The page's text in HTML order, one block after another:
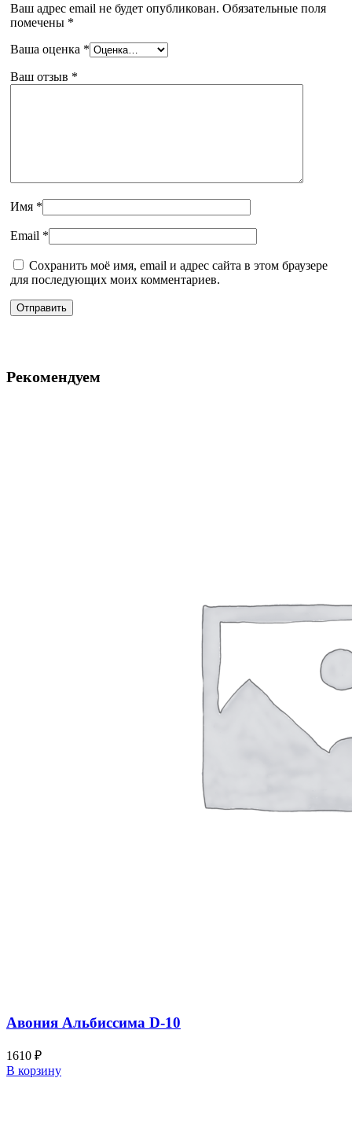
Ваш адрес email не будет опубликован. Обязательные поля
помечены *
Ваша оценка *
Ваш отзыв *
Имя *
Email *
Сохранить моё имя, email и адрес сайта в этом браузере
для последующих моих комментариев.
Рекомендуем
Авония Альбиссима D-10
1610 ₽
В корзину